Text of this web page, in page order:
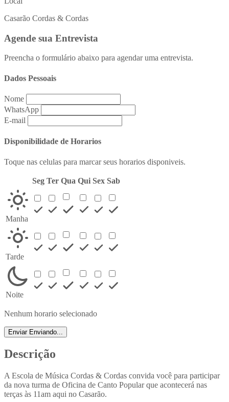
Casarão Cordas & Cordas
Agende sua Entrevista
Preencha o formulário abaixo para agendar uma entrevista.
Dados Pessoais
Nome
WhatsApp
E-mail
Disponibilidade de Horarios
Toque nas celulas para marcar seus horarios disponiveis.
Seg Ter Qua Qui Sex Sab
Manha
Tarde
Noite
Nenhum horario selecionado
Enviar Enviando...
Descrição
A Escola de Música Cordas & Cordas convida você para participar
da nova turma de Oficina de Canto Popular que acontecerá nas
terças às 11am aqui no Casarão.